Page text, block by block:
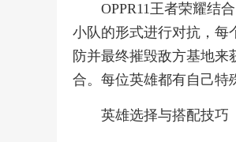
OPPR11王者荣耀结
小队的形式进行对抗，每
防并最终摧毁敌方基地
合。每位英雄都有自己特
英雄选择与搭配技巧